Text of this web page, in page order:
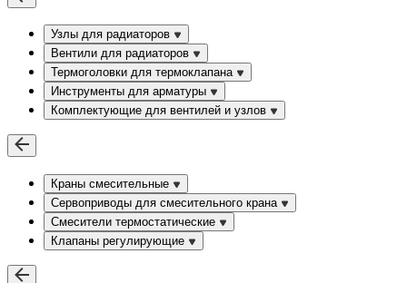
Узлы для радиаторов
Вентили для радиаторов
Термоголовки для термоклапана
Инструменты для арматуры
Комплектующие для вентилей и узлов
Краны смесительные
Сервоприводы для смесительного крана
Смесители термостатические
Клапаны регулирующие